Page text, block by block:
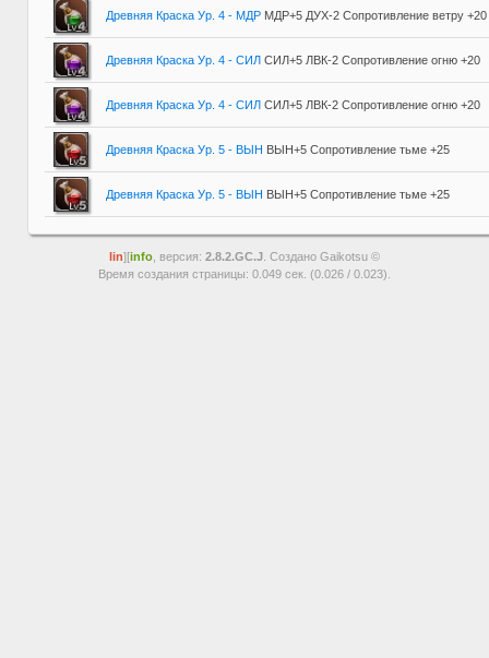
Древняя Краска Ур. 4 - МДР МДР+5 ДУХ-2 Сопротивление ветру +20
Древняя Краска Ур. 4 - СИЛ СИЛ+5 ЛВК-2 Сопротивление огню +20
Древняя Краска Ур. 4 - СИЛ СИЛ+5 ЛВК-2 Сопротивление огню +20
Древняя Краска Ур. 5 - ВЫН ВЫН+5 Сопротивление тьме +25
Древняя Краска Ур. 5 - ВЫН ВЫН+5 Сопротивление тьме +25
lin][info , версия: 2.8.2.GC.J . Создано Gaikotsu ©
Время создания страницы: 0.049 сек. (0.026 / 0.023).